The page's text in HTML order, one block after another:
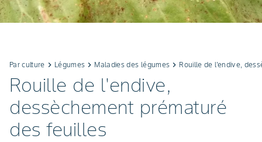
Par culture keyboard_arrow_right Légumes keyboard_arrow_right Maladies des légumes keyboard_arrow_right Rouille de l'endive,
Rouille de l'endive,
dessèchement prématuré
des feuilles